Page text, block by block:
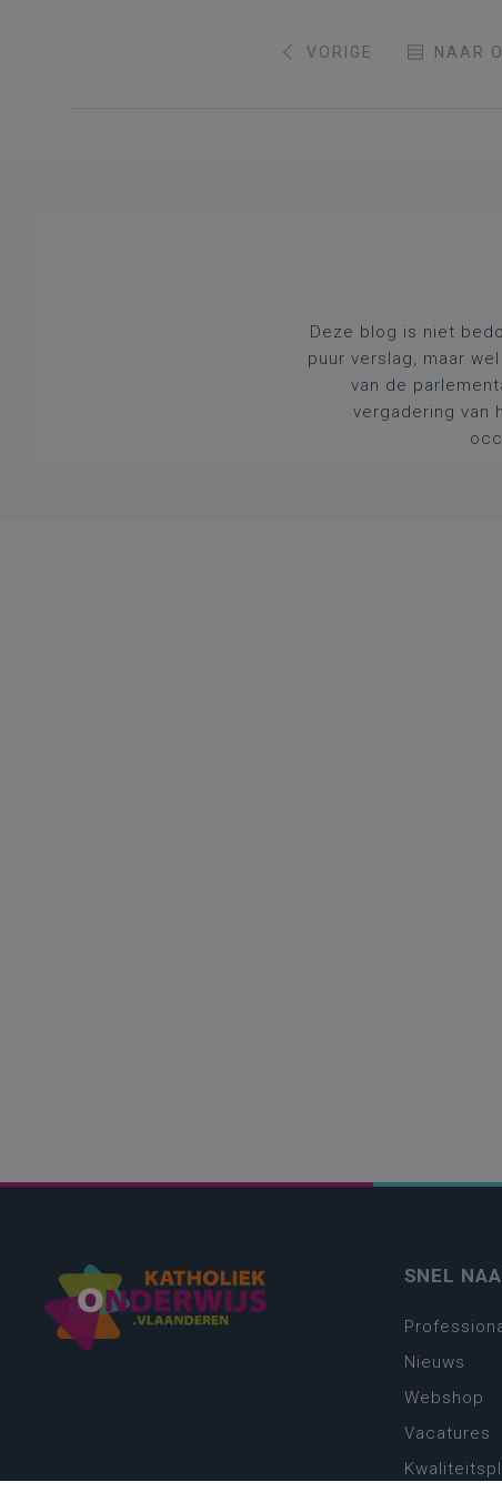
VORIGE NAAR
Deze blog is niet
puur verslag, maar
van de
vergadering van
SNEL
Nieuws
Webshop
Vacatures